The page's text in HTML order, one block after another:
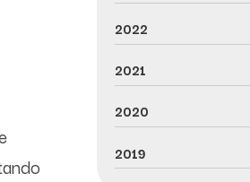
2022
2021
2020
2019